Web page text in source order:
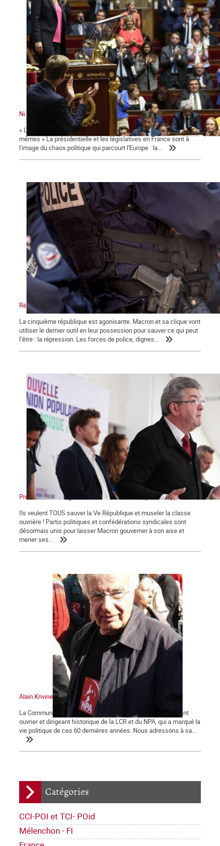
Catégories
CCI-POI et TCI- POid
Mélenchon - FI
Ni le gouvernement ni l'Assemblée ne nous représente !
« L'émancipation des travailleurs sera l'œuvre des travailleurs eux-
mêmes » La présidentielle et les législatives en France sont à
l'image du chaos politique qui parcourt l'Europe : la...
Répression, maître-mot de la macronie.
La cinquième république est agonisante. Macron et sa clique vont
utiliser le dernier outil en leur possession pour sauver ce qui peut
l’être : la répression. Les forces de police, dignes...
Présidentielles, législatives : Non au front unique des appareils !
Ils veulent TOUS sauver la Ve République et museler la classe
ouvrière ! Partis politiques et confédérations syndicales sont
désormais unis pour laisser Macron gouverner à son aise et
mener ses...
Alain Krivine
La Commune tient à saluer la mémoire d'Alain Krivine, militant
ouvrier et dirigeant historique de la LCR et du NPA, qui a marqué la
vie politique de ces 60 dernières années. Nous adressons à sa...